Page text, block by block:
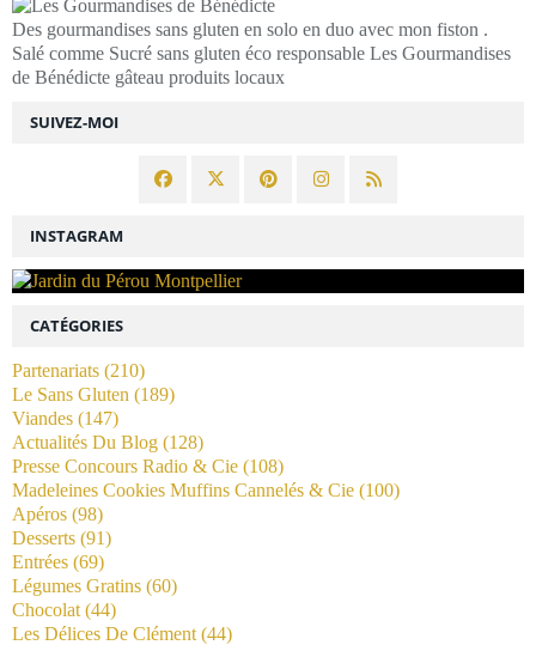
SUIVEZ-MOI
Des gourmandises sans gluten en solo en duo avec mon fiston .
Salé comme Sucré sans gluten éco responsable Les Gourmandises
de Bénédicte gâteau produits locaux
INSTAGRAM
CATÉGORIES
Partenariats (210)
Le Sans Gluten (189)
Viandes (147)
Actualités Du Blog (128)
Presse Concours Radio & Cie (108)
Madeleines Cookies Muffins Cannelés & Cie (100)
Apéros (98)
Desserts (91)
Entrées (69)
Légumes Gratins (60)
Chocolat (44)
Les Délices De Clément (44)